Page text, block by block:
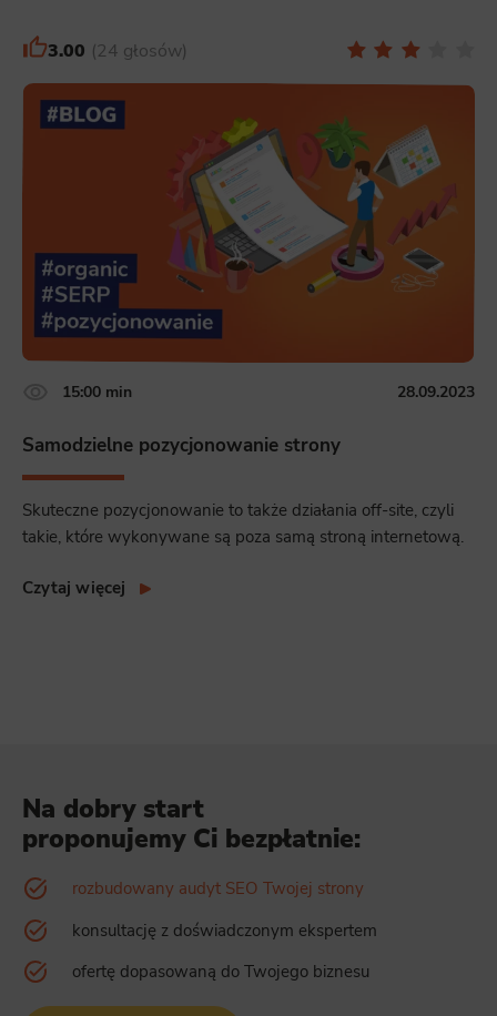
3.00 24 głosów
15:00 min 28.09.2023
Samodzielne pozycjonowanie strony
Skuteczne pozycjonowanie to także działania off-site, czyli
takie, które wykonywane są poza samą stroną internetową.
Czytaj więcej
Na dobry start
proponujemy Ci bezpłatnie:
rozbudowany audyt SEO Twojej strony
konsultację z doświadczonym ekspertem
ofertę dopasowaną do Twojego biznesu